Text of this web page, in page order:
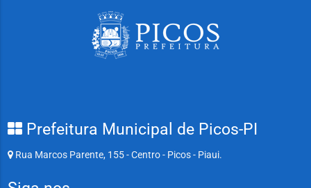
Prefeitura Municipal de Picos-PI
Rua Marcos Parente, 155 - Centro - Picos - Piaui.